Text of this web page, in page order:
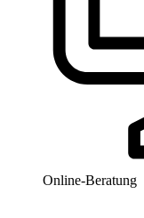
Online-Beratung